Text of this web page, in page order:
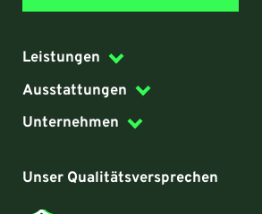
Leistungen
Ausstattungen
Unternehmen
Unser Qualitätsversprechen